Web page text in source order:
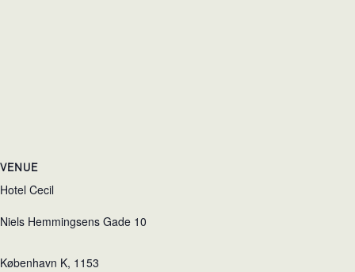
VENUE
Hotel Cecil
Niels Hemmingsens Gade 10
København K, 1153